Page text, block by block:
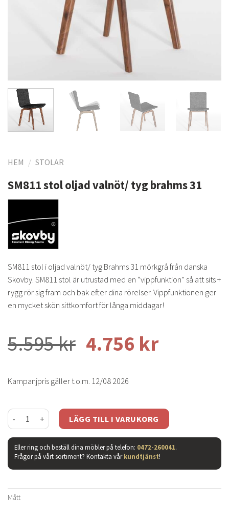
HEM / STOLAR
SM811 stol oljad valnöt/ tyg brahms 31
SM811 stol i oljad valnöt/ tyg Brahms 31 mörkgrå från danska
Skovby. SM811 stol är utrustad med en “vippfunktion” så att sits +
rygg rör sig fram och bak efter dina rörelser. Vippfunktionen ger
en mycket skön sittkomfort för långa middagar!
5.595kr 4.756 kr
Kampanjpris gäller t.o.m. 12/08 2026
SM811 stol oljad valnöt/ tyg brahms 31 mängd
LÄGG TILL I VARUKORG
Eller ring och beställ dina möbler på telefon: 0472-260041.
Frågor på vårt sortiment? Kontakta vårkundtjänst!
Mått